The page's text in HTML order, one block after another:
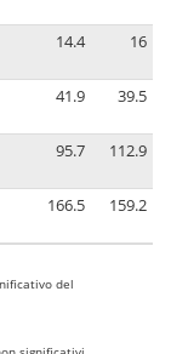
14.4 16
41.9 39.5
95.7 112.9
166.5 159.2
del